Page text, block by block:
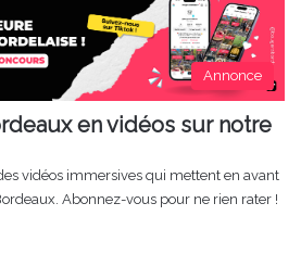
Annonce
en vidéos sur notre
vidéos immersives qui mettent en avant
Abonnez-vous pour ne rien rater !